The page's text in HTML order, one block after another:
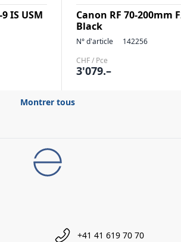
IS USM
Canon RF 70-200mm
Black
N° d'article
142256
CHF / Pce
3'079.–
Montrer tous
+41 41 619 70 70